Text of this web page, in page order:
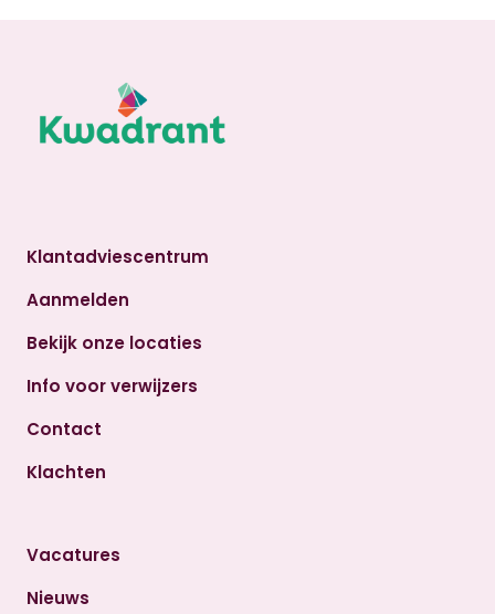
Klantadviescentrum
Aanmelden
Bekijk onze locaties
Info voor verwijzers
Contact
Klachten
Vacatures
Nieuws